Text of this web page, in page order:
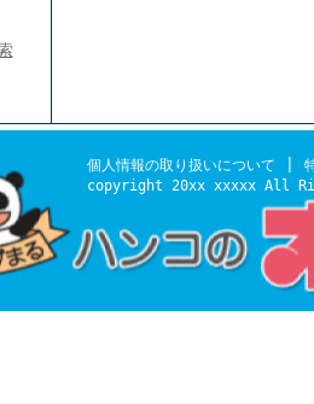
個人情報の取り扱いについて
copyright 20xx xxxxx All